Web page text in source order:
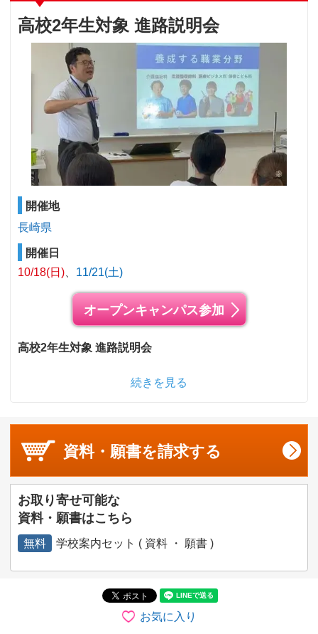
高校2年生対象 進路説明会
開催地
長崎県
開催日
10/18(日)
11/21(土)
オープンキャンパス参加
高校2年生対象 進路説明会
続きを見る
資料・願書を請求する
お取り寄せ可能な
資料・願書はこちら
無料 学校案内セット ( 資料 ・ 願書 )
お気に入り